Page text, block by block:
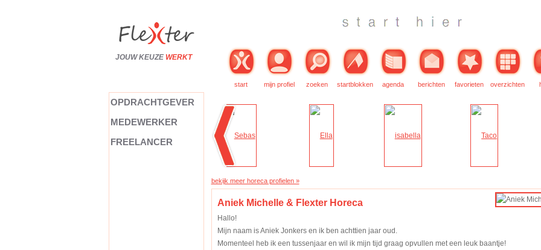
JOUW KEUZE WERKT
start mijn profiel zoeken startblokken agenda berichten favorieten overzichten
OPDRACHTGEVER
MEDEWERKER
FREELANCER
bekijk meer horeca profielen »
Aniek Michelle & Flexter Horeca
Hallo!
Mijn naam is Aniek Jonkers en ik ben achttien jaar oud.
Momenteel heb ik een tussenjaar en wil ik mijn tijd graag opvullen met een leuk baantje!